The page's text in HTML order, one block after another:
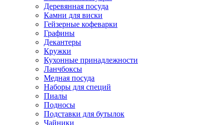
Деревянная посуда
Камни для виски
Гейзерные кофеварки
Графины
Декантеры
Кружки
Кухонные принадлежности
Ланчбоксы
Медная посуда
Наборы для специй
Пиалы
Подносы
Подставки для бутылок
Чайники